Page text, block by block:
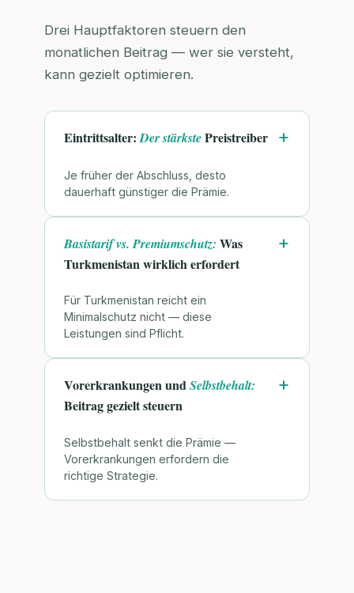
Drei Hauptfaktoren steuern den
monatlichen Beitrag — wer sie versteht,
kann gezielt optimieren.
Eintrittsalter:Der stärkstePreistreiber
Je früher der Abschluss, desto
dauerhaft günstiger die Prämie.
Basistarif vs. Premiumschutz: Was
Turkmenistan wirklich erfordert
Für Turkmenistan reicht ein
Minimalschutz nicht — diese
Leistungen sind Pflicht.
Vorerkrankungen undSelbstbehalt:
Beitrag gezielt steuern
Selbstbehalt senkt die Prämie —
Vorerkrankungen erfordern die
richtige Strategie.